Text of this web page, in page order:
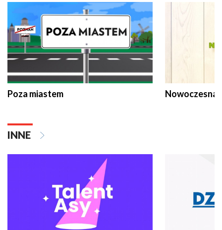
Poza miastem Nowoczesna
INNE